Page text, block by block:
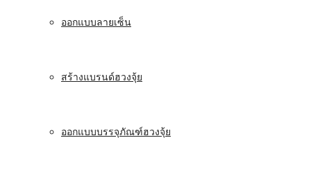
ออกแบบลายเซ็น
สร้างแบรนด์ฮวงจุ้ย
ออกแบบบรรจุภัณฑ์ฮวงจุ้ย